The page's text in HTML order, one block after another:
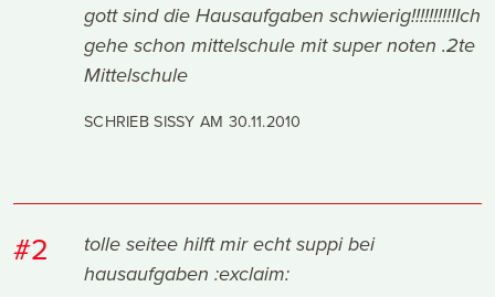
gott sind die Hausaufgaben schwierig!!!!!!!!!!Ich
gehe schon mittelschule mit super noten .2te
Mittelschule
SCHRIEB SISSY AM 30.11.2010
#2
tolle seitee hilft mir echt suppi bei
hausaufgaben :exclaim: